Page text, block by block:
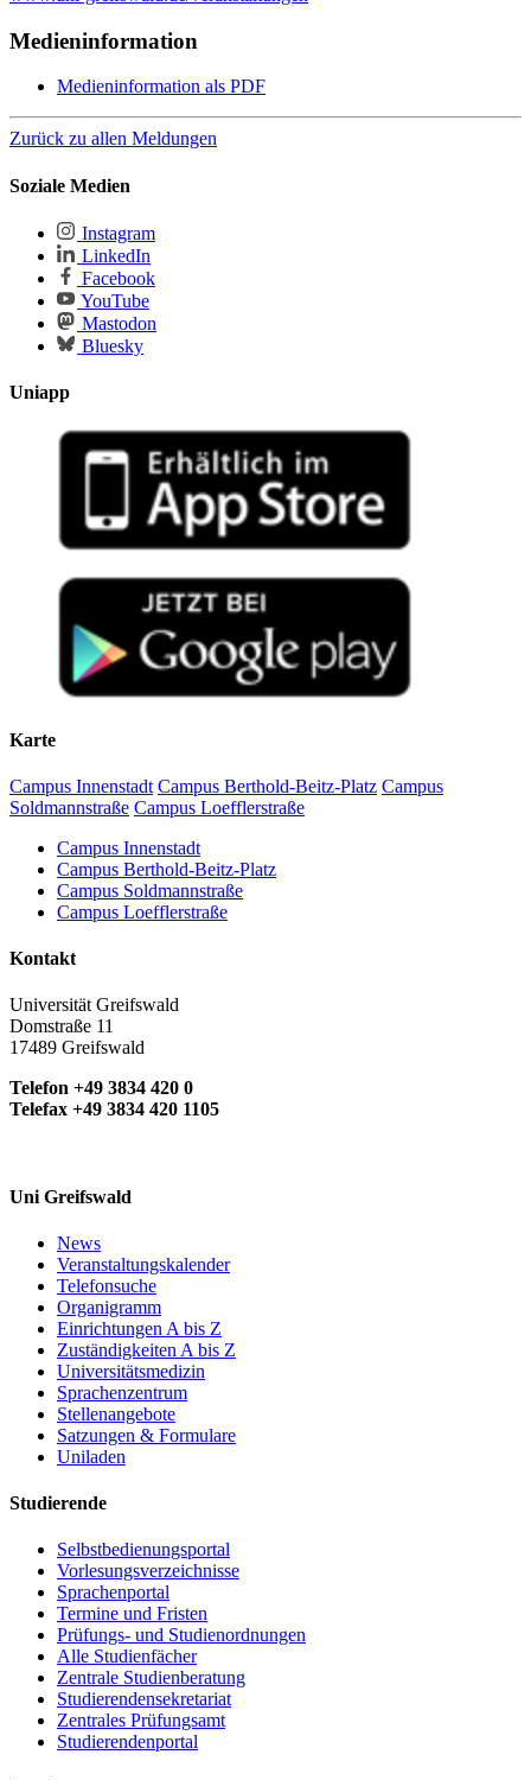
Medieninformation
Medieninformation als PDF
Zurück zu allen Meldungen
Soziale Medien
Instagram
LinkedIn
Facebook
YouTube
Mastodon
Bluesky
Uniapp
Karte
Campus Innenstadt Campus Berthold-Beitz-Platz Campus
Soldmannstraße Campus Loefflerstraße
Campus Innenstadt
Campus Berthold-Beitz-Platz
Campus Soldmannstraße
Campus Loefflerstraße
Kontakt
Universität Greifswald
Domstraße 11
17489 Greifswald
Telefon +49 3834 420 0
Telefax +49 3834 420 1105
Uni Greifswald
News
Veranstaltungskalender
Telefonsuche
Organigramm
Einrichtungen A bis Z
Zuständigkeiten A bis Z
Universitätsmedizin
Sprachenzentrum
Stellenangebote
Satzungen & Formulare
Uniladen
Studierende
Selbstbedienungsportal
Vorlesungsverzeichnisse
Sprachenportal
Termine und Fristen
Prüfungs- und Studienordnungen
Alle Studienfächer
Zentrale Studienberatung
Studierendensekretariat
Zentrales Prüfungsamt
Studierendenportal